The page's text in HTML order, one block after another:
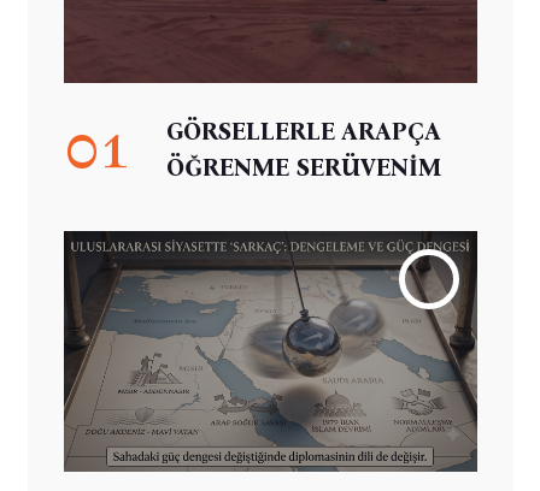
01
GÖRSELLERLE ARAPÇA
ÖĞRENME SERÜVENİM